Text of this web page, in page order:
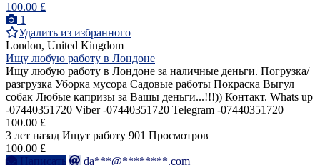
100.00 £
1
Удалить из избранного
London, United Kingdom
Ищу любую работу в Лондоне
Ищу любую работу в Лондоне за наличные деньги. Погрузка/
разгрузка Уборка мусора Садовые работы Покраска Выгул
собак Любые капризы за Вашы деньги...!!!)) Контакт. Whats up
-07440351720 Viber -07440351720 Telegram -07440351720
100.00 £
3 лет назад Ищут работу 901 Просмотров
100.00 £
Написать
da***@********.com